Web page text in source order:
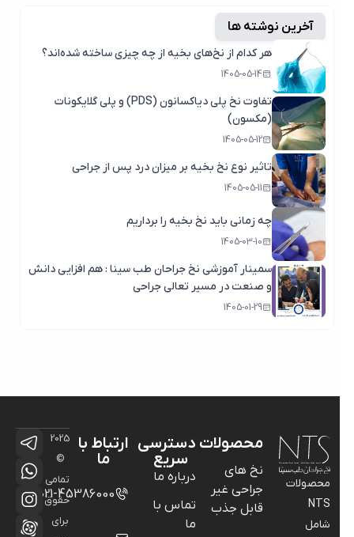
آخرین نوشته ها
هر کدام از نخ‌های بخیه از چه چیزی ساخته شده‌اند؟
1405-05-14
تفاوت نخ پلی دیاکسانون (PDS) و پلی گلایکونات
(مکسون)
1405-05-12
تاثیر نوع نخ بخیه بر میزان درد پس از جراحی
1405-05-11
چه زمانی باید نخ بخیه را برداریم
1405-03-10
سمینار آموزشی نخ جراحان طب سینا : هم افزایی دانش
و صنعت در مسیر تعالی جراحی
1405-01-29
محصولات
NTS
شامل
محصولات
نخ های
جراحی غیر
قابل جذب
دسترسی
سریع
درباره ما
تماس با
ارتباط با
021-45386000
2025
تمامی
حقوق
برای